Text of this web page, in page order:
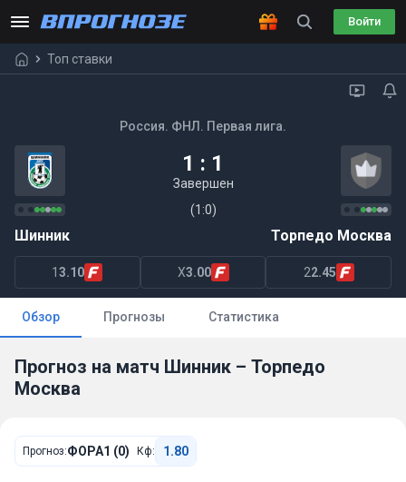
Войти
Топ ставки
Россия. ФНЛ. Первая лига.
1 : 1
Завершен
(1:0)
Шинник Торпедо Москва
13.10 X3.00 22.45
Обзор Прогнозы Статистика
Прогноз на матч Шинник – Торпедо
Москва
Прогноз:ФОРА1 (0) Кф: 1.80